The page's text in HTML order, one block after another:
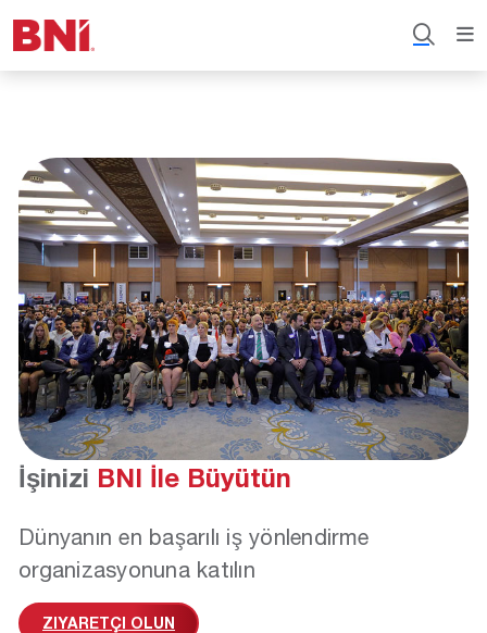
İşinizi BNI İle Büyütün
Dünyanın en başarılı iş yönlendirme
organizasyonuna katılın
ZIYARETÇI OLUN